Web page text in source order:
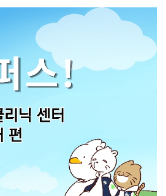
한 경험을 쌓는 것이
하다고 생각합니다.저 역시
, 학생회 활동과 동아리, 교내
관련이 없는 활동에도 적극적으로
니다. 이러한 경험들은 취업을
만 아니라, 자신만의 강점과
는 데 큰 도움이 된다고
다양한 활동들유튜브 백석대학교
- @baekseok_univ네이버 블로그
카카오톡 백석대학교
터 18시까지 답변)이번 인터뷰를
단순히 객실 승무원을 양성하는
만, 하계 계절학기와 성적 관련
일정도 남아 있습니다. 특히
생들은 수업과 과제 일정을 미리
련된 공지도 놓치지 않도록
중에도 필요한 일정을 차분히
사에서는 7월에 진행되는 주요
겠습니다!7월 학사일정6월 22일
, 6월 29일~7월 2일 1학기 성적
성적 마감, 7월 6일~7월 17일
기간, 7월 11일~7월 14일 하계
7월 15일~7월 16일 하계
, 7월 17일 하계 계절학기
하계 계절학기 (6월 22일~7월